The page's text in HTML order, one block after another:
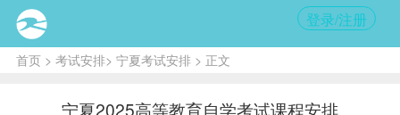
登录/注册
首页> 考试安排> 宁夏考试安排> 正文
宁夏2025高等教育自学考试课程安排